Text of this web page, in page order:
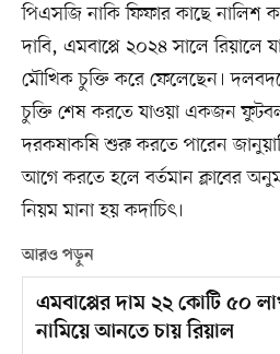
পিএসজি নাকি ফিফার কাছে নালিশ
দাবি, এমবাপ্পে ২০২৪ সালে রিয়ালে
মৌখিক চুক্তি করে ফেলেছেন।
চুক্তি শেষ করতে যাওয়া একজন
দরকষাকষি শুরু করতে পারেন
আগে করতে হলে বর্তমান ক্লাবের
নিয়ম মানা হয় কদাচিৎ।
আরও পড়ুন
এমবাপ্পের দাম ২২ কোটি ৫০
নামিয়ে আনতে চায় রিয়াল